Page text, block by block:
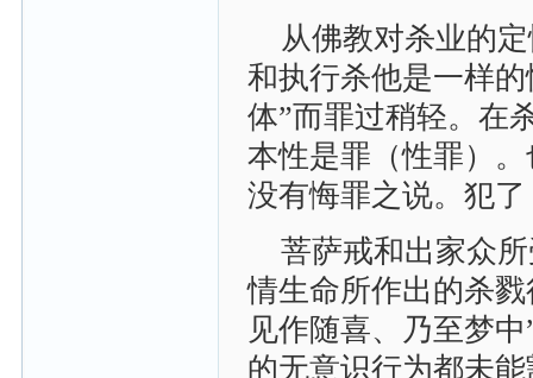
从佛教对杀业的
和执行杀他是一样
体”而罪过稍轻。在
本性是罪（性罪）
没有悔罪之说。犯
菩萨戒和出家众
情生命所作出的杀
见作随喜、乃至梦
的无意识行为都未